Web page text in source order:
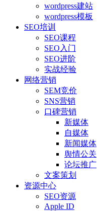
wordpress建站
wordpress模板
SEO培训
SEO课程
SEO入门
SEO进阶
实战经验
网络营销
SEM竞价
SNS营销
口碑营销
新媒体
自媒体
新闻媒体
舆情公关
论坛推广
文案策划
资源中心
SEO资源
Apple ID